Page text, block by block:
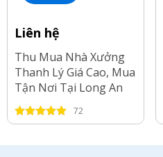
Liên hệ
Thu Mua Nhà Xưởng
Thanh Lý Giá Cao, Mua
Tận Nơi Tại Long An
72